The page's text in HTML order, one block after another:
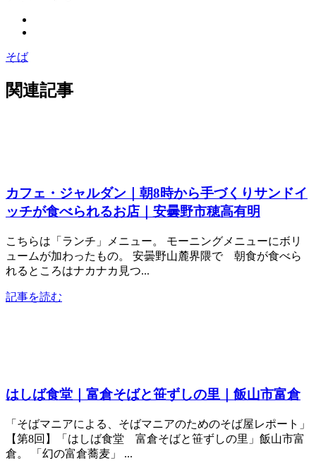
そば
関連記事
カフェ・ジャルダン｜朝8時から手づくりサンドイ
ッチが食べられるお店｜安曇野市穂高有明
こちらは「ランチ」メニュー。 モーニングメニューにボリ
ュームが加わったもの。 安曇野山麓界隈で 朝食が食べら
れるところはナカナカ見つ...
記事を読む
はしば食堂｜富倉そばと笹ずしの里｜飯山市富倉
「そばマニアによる、そばマニアのためのそば屋レポート」
【第8回】「はしば食堂 富倉そばと笹ずしの里」飯山市富
倉。 「幻の富倉蕎麦」 ...